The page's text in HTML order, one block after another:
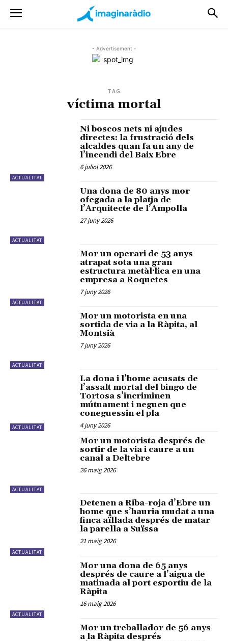
- Advertisement -
TAG
víctima mortal
ACTUALITAT
Ni boscos nets ni ajudes
directes: la frustració dels
alcaldes quan fa un any de
l’incendi del Baix Ebre
6 juliol 2026
ACTUALITAT
Una dona de 80 anys mor
ofegada a la platja de
l’Arquitecte de l’Ampolla
27 juny 2026
ACTUALITAT
Mor un operari de 53 anys
atrapat sota una gran
estructura metàl·lica en una
empresa a Roquetes
7 juny 2026
ACTUALITAT
Mor un motorista en una
sortida de via a la Ràpita, al
Montsià
7 juny 2026
ACTUALITAT
La dona i l’home acusats de
l’assalt mortal del bingo de
Tortosa s’incriminen
mútuament i neguen que
coneguessin el pla
4 juny 2026
ACTUALITAT
Mor un motorista després de
sortir de la via i caure a un
canal a Deltebre
26 maig 2026
ACTUALITAT
Detenen a Riba-roja d’Ebre un
home que s’hauria mudat a una
finca aïllada després de matar
la parella a Suïssa
21 maig 2026
ACTUALITAT
Mor una dona de 65 anys
després de caure a l’aigua de
matinada al port esportiu de la
Ràpita
16 maig 2026
Mor un treballador de 56 anys
a la Ràpita després